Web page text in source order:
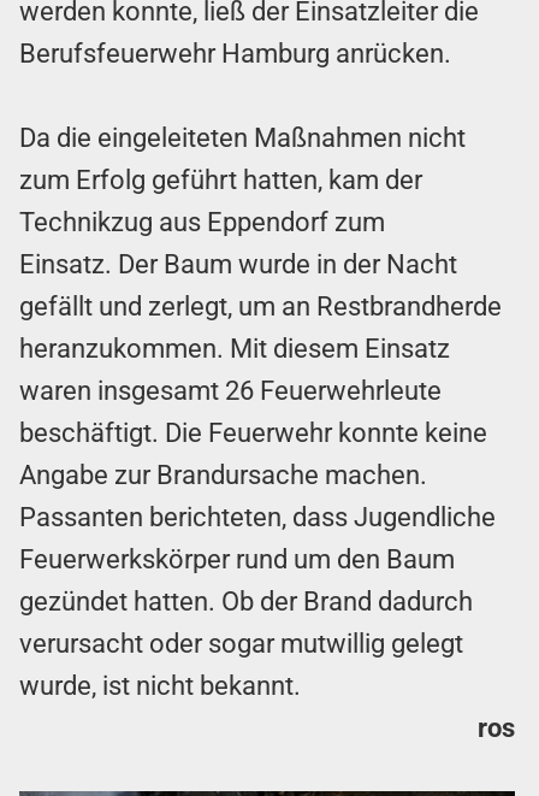
werden konnte, ließ der Einsatzleiter die
Berufsfeuerwehr Hamburg anrücken.
Da die eingeleiteten Maßnahmen nicht
zum Erfolg geführt hatten, kam der
Technikzug aus Eppendorf zum
Einsatz. Der Baum wurde in der Nacht
gefällt und zerlegt, um an Restbrandherde
heranzukommen. Mit diesem Einsatz
waren insgesamt 26 Feuerwehrleute
beschäftigt. Die Feuerwehr konnte keine
Angabe zur Brandursache machen.
Passanten berichteten, dass Jugendliche
Feuerwerkskörper rund um den Baum
gezündet hatten. Ob der Brand dadurch
verursacht oder sogar mutwillig gelegt
wurde, ist nicht bekannt.
ros